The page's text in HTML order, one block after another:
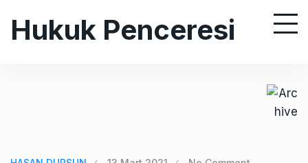
Hukuk Penceresi